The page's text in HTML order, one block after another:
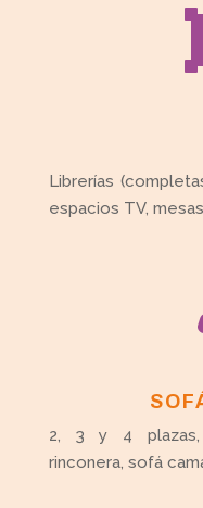
Librerías
espacios TV,
2, 3 y 4 plazas,
rinconera, sofá